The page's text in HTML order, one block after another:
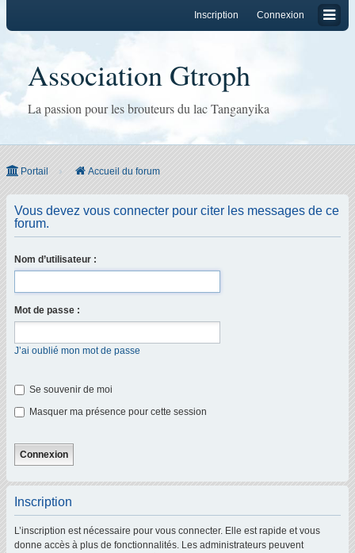
Connexion
Inscription
Association Gtroph
La passion pour les brouteurs du lac Tanganyika
Portail Accueil du forum
Vous devez vous connecter pour citer les messages de ce
forum.
Nom d’utilisateur :
Mot de passe :
J’ai oublié mon mot de passe
Se souvenir de moi
Masquer ma présence pour cette session
Inscription
L’inscription est nécessaire pour vous connecter. Elle est rapide et vous
donne accès à plus de fonctionnalités. Les administrateurs peuvent